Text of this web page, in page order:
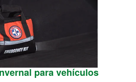
para vehículos